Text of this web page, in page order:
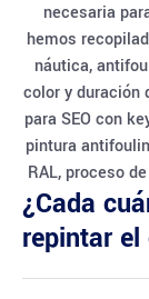
necesaria
hemos
náutica,
color y duración
para SEO con
pintura
RAL, proceso
¿Cada
repintar